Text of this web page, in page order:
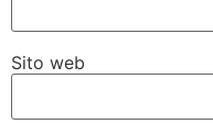
Sito web